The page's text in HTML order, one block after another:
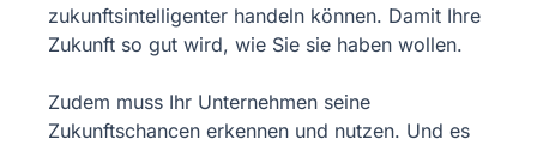
zukunftsintelligenter handeln können. Damit Ihre
Zukunft so gut wird, wie Sie sie haben wollen.
Zudem muss Ihr Unternehmen seine
Zukunftschancen erkennen und nutzen. Und es